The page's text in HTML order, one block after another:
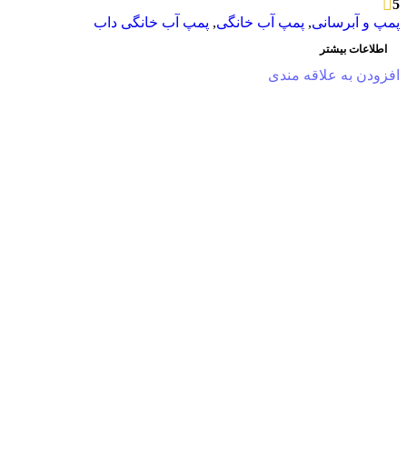
5
پمپ و آبرسانی, پمپ آب خانگی, پمپ آب خانگی داب
اطلاعات بیشتر
افزودن به علاقه مندی